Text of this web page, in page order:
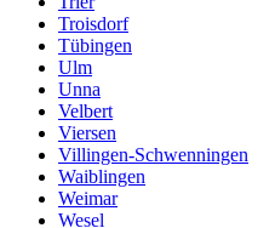
Troisdorf
Tübingen
Ulm
Unna
Velbert
Viersen
Villingen-Schwenningen
Waiblingen
Weimar
Wesel